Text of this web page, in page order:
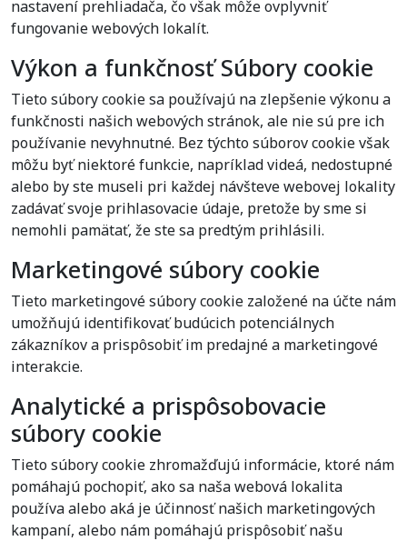
nastavení prehliadača, čo však môže ovplyvniť
fungovanie webových lokalít.
Výkon a funkčnosť Súbory cookie
Tieto súbory cookie sa používajú na zlepšenie výkonu a
funkčnosti našich webových stránok, ale nie sú pre ich
používanie nevyhnutné. Bez týchto súborov cookie však
môžu byť niektoré funkcie, napríklad videá, nedostupné
alebo by ste museli pri každej návšteve webovej lokality
zadávať svoje prihlasovacie údaje, pretože by sme si
nemohli pamätať, že ste sa predtým prihlásili.
Marketingové súbory cookie
Tieto marketingové súbory cookie založené na účte nám
umožňujú identifikovať budúcich potenciálnych
zákazníkov a prispôsobiť im predajné a marketingové
interakcie.
Analytické a prispôsobovacie
súbory cookie
Tieto súbory cookie zhromažďujú informácie, ktoré nám
pomáhajú pochopiť, ako sa naša webová lokalita
používa alebo aká je účinnosť našich marketingových
kampaní, alebo nám pomáhajú prispôsobiť našu